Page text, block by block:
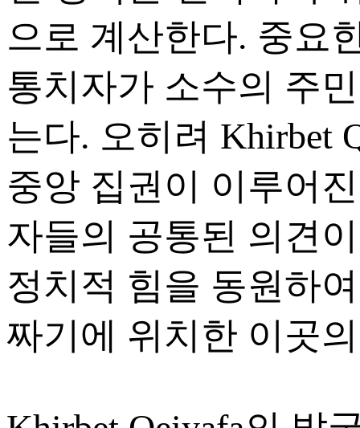
으로 계산한다. 중요
통치자가 소수의 주
는다. 오히려 Khirbet
중앙 집권이 이루어
자들의 공통된 의견
정치적 힘을 동원하
짜기에 위치한 이곳